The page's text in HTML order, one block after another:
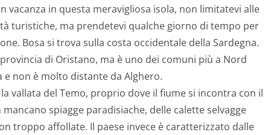
vacanza in questa meravigliosa isola, non limitatevi alle
turistiche, ma prendetevi qualche giorno di tempo per
Bosa si trova sulla costa occidentale della Sardegna.
di Oristano, ma è uno dei comuni più a Nord
e non è molto distante da Alghero.
vallata del Temo, proprio dove il fiume si incontra con il
spiagge paradisiache, delle calette selvagge
troppo affollate. Il paese invece è caratterizzato dalle